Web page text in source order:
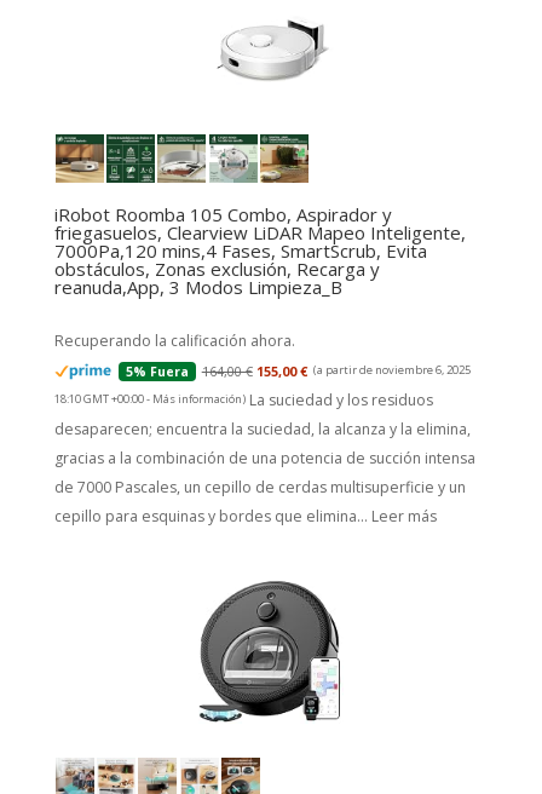
iRobot Roomba 105 Combo, Aspirador y
friegasuelos, Clearview LiDAR Mapeo Inteligente,
7000Pa,120 mins,4 Fases, SmartScrub, Evita
obstáculos, Zonas exclusión, Recarga y
reanuda,App, 3 Modos Limpieza_B
Recuperando la calificación ahora.
5% Fuera 164,00 € 155,00 € (a partir de noviembre 6, 2025
18:10 GMT +00:00 - Más información) La suciedad y los residuos
desaparecen; encuentra la suciedad, la alcanza y la elimina,
gracias a la combinación de una potencia de succión intensa
de 7000 Pascales, un cepillo de cerdas multisuperficie y un
cepillo para esquinas y bordes que elimina... Leer más